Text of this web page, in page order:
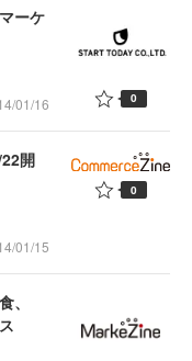
ーケ
01/16 0
開
01/15
0
、